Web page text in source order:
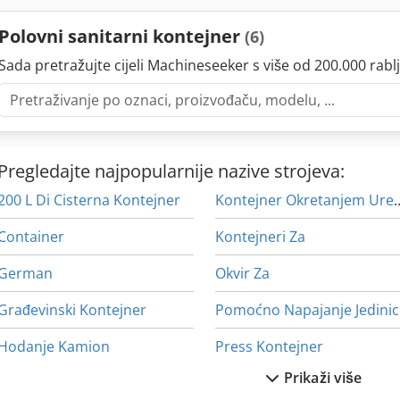
boje eksterijera i poda, praktične džepove za viličar, klima uređaj,
umivaonik, kuhinja, žbukani unutarnji zidovi, i još mnogo toga.
vozilima. Plaćanje se može izvršiti gotovinom pri isporuci, našem
bankovne transakcije. Rok isporuke skladišnih standardnih
ovisno o poštanskom broju. Individualne kontejnere
tjedna.
Polovni sanitarni kontejner (6)
pretražujte cijeli Machineseeker s više od 200.000
Pregledajte najpopularnije nazive strojeva:
L Di Cisterna Kontejner
Kontejner
Kamion
Kontejneri Za
Okvir Za
Press Kontejner
Prijevoz Kontejnera
Prikaži više